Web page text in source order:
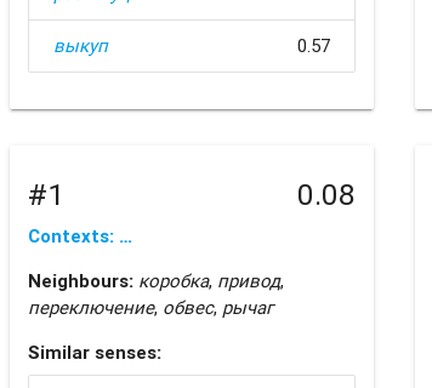
выкуп 0.57
#1 0.08
Contexts: …
Neighbours: коробка, привод,
переключение, обвес, рычаг
Similar senses: